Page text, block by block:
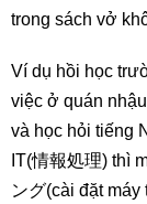
trong sách vở
Ví dụ hồi học
việc ở quán
và học hỏi tiếng
IT(情報処理) thì
ング(cài đặt